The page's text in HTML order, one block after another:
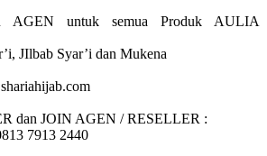
AGEN untuk semua Produk AULIA
JIlbab Syar’i dan Mukena
dan JOIN AGEN / RESELLER :
7913 2440